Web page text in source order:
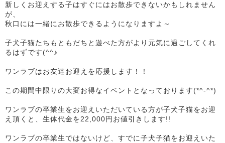
新しくお迎えする子はすぐにはお散歩できないかもしれません
が、
秋口には一緒にお散歩できるようになりますよ～
子犬子猫たちもともだちと遊べた方がより元気に過ごしてくれ
るはずです(^^♪
ワンラブはお友達お迎えを応援します！！
この期間中限りの大変お得なイベントとなっております(*^-^*)
ワンラブの卒業生をお迎えいただいている方が子犬子猫をお迎
え頂くと、生体代金を22,000円お値引きします!!
ワンラブの卒業生ではないけど、すでに子犬子猫をお迎えいた